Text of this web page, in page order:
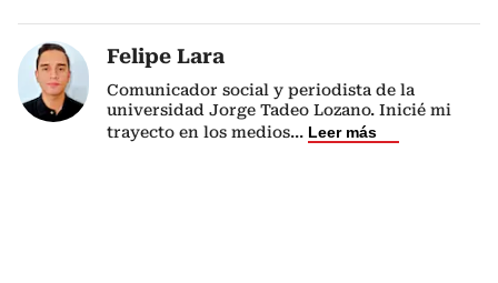
Felipe Lara
Comunicador social y periodista de la
universidad Jorge Tadeo Lozano. Inicié mi
trayecto en los medios... Leer más